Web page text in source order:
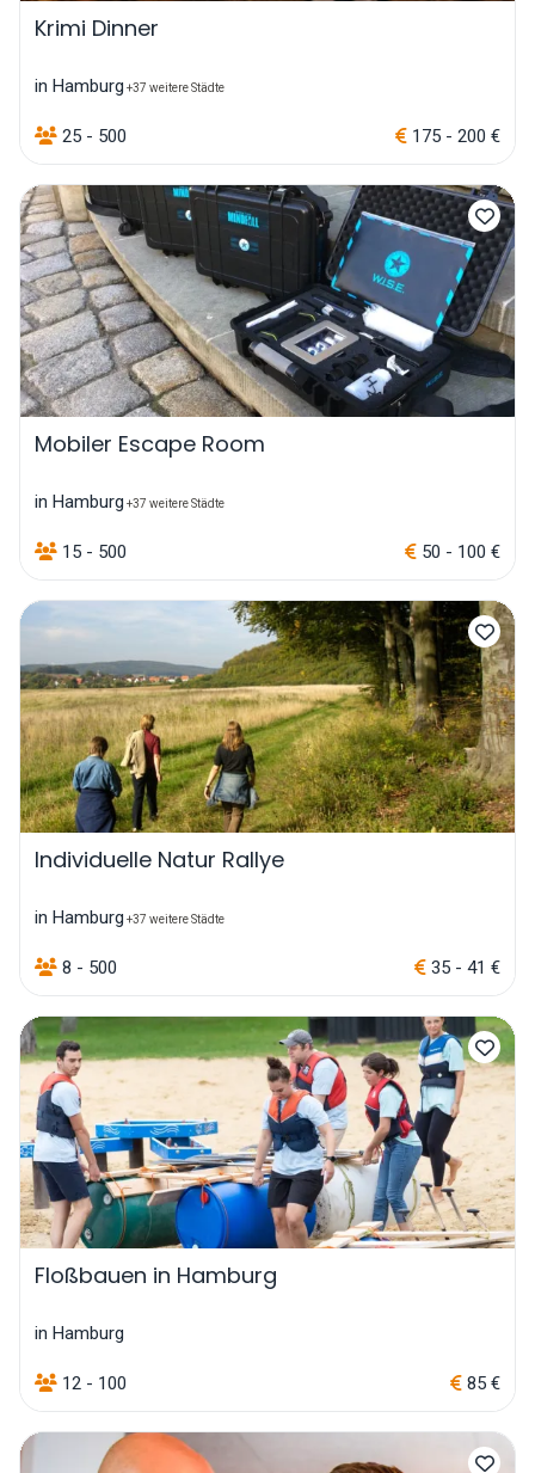
Krimi Dinner
in Hamburg +37 weitere Städte
25 - 500 175 - 200 €
Mobiler Escape Room
in Hamburg +37 weitere Städte
15 - 500 50 - 100 €
Individuelle Natur Rallye
in Hamburg +37 weitere Städte
8 - 500 35 - 41 €
Floßbauen in Hamburg
in Hamburg
12 - 100 85 €